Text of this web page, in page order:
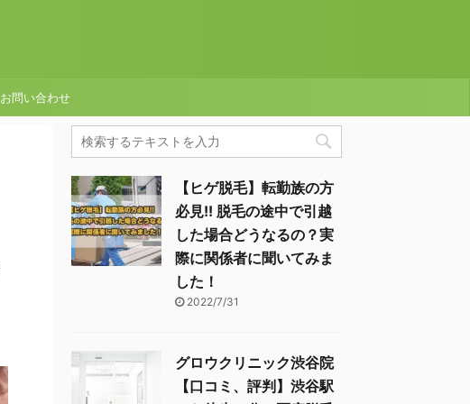
お問い合わせ
【ヒゲ脱毛】転勤族の方
必見!! 脱毛の途中で引越
した場合どうなるの？実
際に関係者に聞いてみま
した！
2022/7/31
グロウクリニック渋谷院
【口コミ、評判】渋谷駅